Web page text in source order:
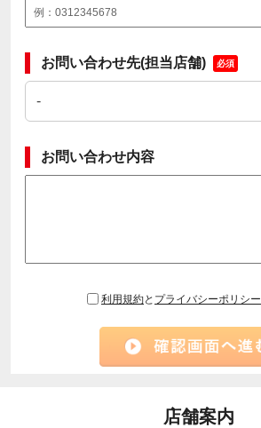
お問い合わせ先(担当店舗) 必須
お問い合わせ内容
利用規約と プライバシーポリシー
店舗案内